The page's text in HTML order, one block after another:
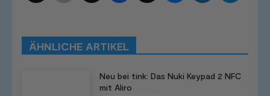
ÄHNLICHE ARTIKEL
Neu bei tink: Das Nuki Keypad 2 NFC
mit Aliro